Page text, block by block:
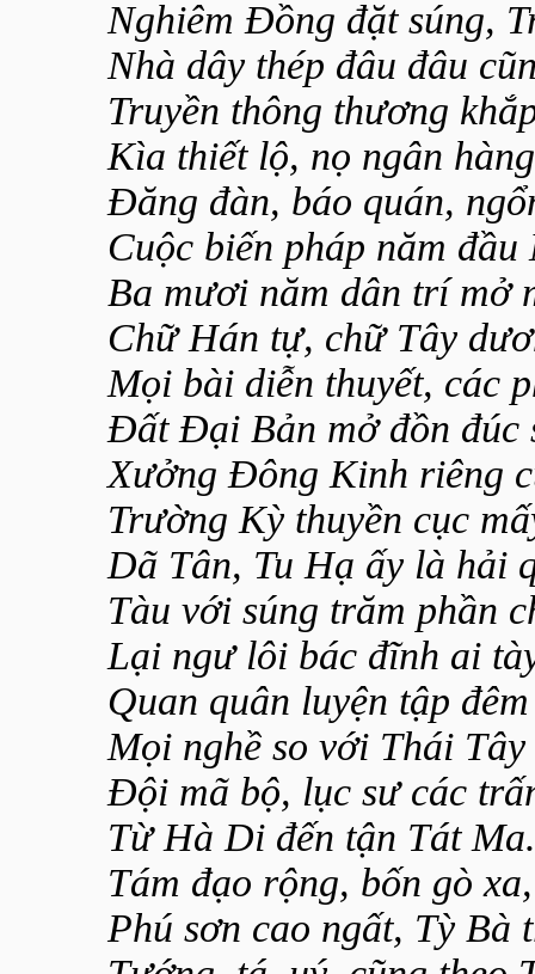
Nghiêm Đồng đặt súng,
Nhà dây thép đâu đâu
Truyền thông thương
Kìa thiết lộ, nọ ngân
Đăng đàn, báo quán,
Cuộc biến pháp năm
Ba mươi năm dân trí mở
Chữ Hán tự, chữ Tây
Mọi bài diễn thuyết, các
Đất Đại Bản mở đồn đúc
Xưởng Đông Kinh riêng
Trường Kỳ thuyền cục
Dã Tân, Tu Hạ ấy là hải
Tàu với súng trăm phần
Lại ngư lôi bác đĩnh ai
Quan quân luyện tập
Mọi nghề so với Thái
Đội mã bộ, lục sư các
Từ Hà Di đến tận Tát Ma.
Tám đạo rộng, bốn gò xa,
Phú sơn cao ngất, Tỳ Bà